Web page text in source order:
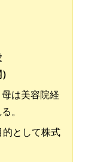
は美容院経
。
的として株式